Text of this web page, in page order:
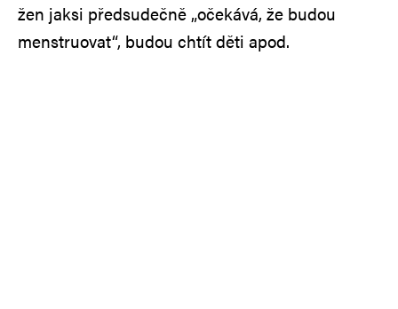
žen jaksi předsudečně „očekává, že budou
menstruovat“, budou chtít děti apod.